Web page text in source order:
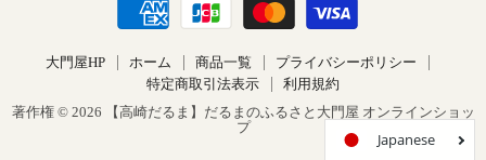
大門屋HP ホーム 商品一覧
プライバシーポリシー
特定商取引法表示
利用規約
著作権 © 2026 【高崎だるま】だるまのふるさと大門屋 オンラインショッ
プ